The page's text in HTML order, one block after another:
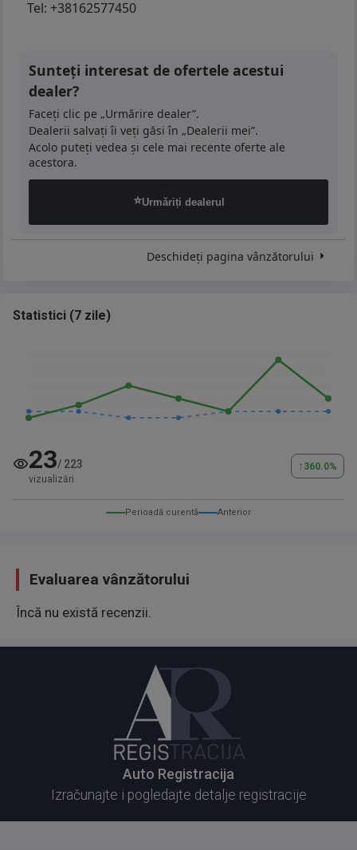
Tel: +38162577450
Sunteți interesat de ofertele acestui
dealer?
Faceți clic pe „Urmărire dealer”.
Dealerii salvați îi veți găsi în „Dealerii mei”.
Acolo puteți vedea și cele mai recente oferte ale
acestora.
⭐Urmăriți dealerul
Deschideți pagina vânzătorului
Statistici (7 zile)
23/ 223
vizualizări
↑ 360.0%
Perioadă curentă Anterior
Evaluarea vânzătorului
Încă nu există recenzii.
Auto Registracija
Izračunajte i pogledajte detalje registracije